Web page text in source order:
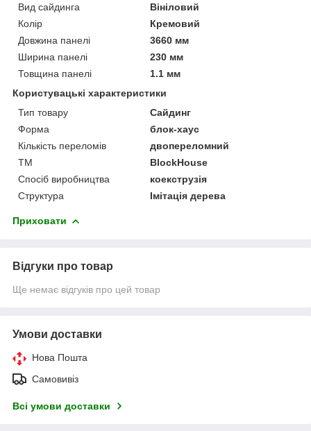
Вид сайдинга
Вініловий
Колір
Кремовий
Довжина панелі
3660 мм
Ширина панелі
230 мм
Товщина панелі
1.1 мм
Користувацькі характеристики
Тип товару
Сайдинг
Форма
блок-хаус
Кількість переломів
двопереломний
ТМ
BlockHouse
Спосіб виробництва
коекструзія
Структура
Імітація дерева
Приховати
Відгуки про товар
Ще немає відгуків про цей товар
Умови доставки
Нова Пошта
Самовивіз
Всі умови доставки